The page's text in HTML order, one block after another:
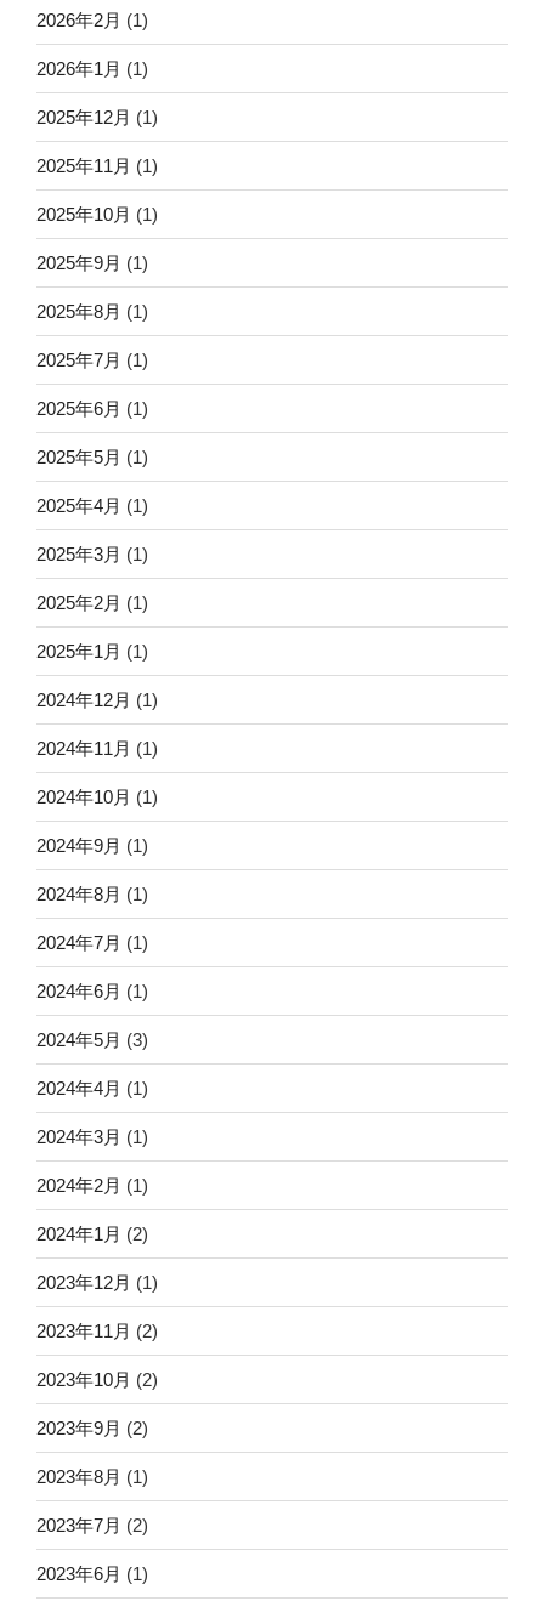
2026年2月 (1)
2026年1月 (1)
2025年12月 (1)
2025年11月 (1)
2025年10月 (1)
2025年9月 (1)
2025年8月 (1)
2025年7月 (1)
2025年6月 (1)
2025年5月 (1)
2025年4月 (1)
2025年3月 (1)
2025年2月 (1)
2025年1月 (1)
2024年12月 (1)
2024年11月 (1)
2024年10月 (1)
2024年9月 (1)
2024年8月 (1)
2024年7月 (1)
2024年6月 (1)
2024年5月 (3)
2024年4月 (1)
2024年3月 (1)
2024年2月 (1)
2024年1月 (2)
2023年12月 (1)
2023年11月 (2)
2023年10月 (2)
2023年9月 (2)
2023年8月 (1)
2023年7月 (2)
2023年6月 (1)